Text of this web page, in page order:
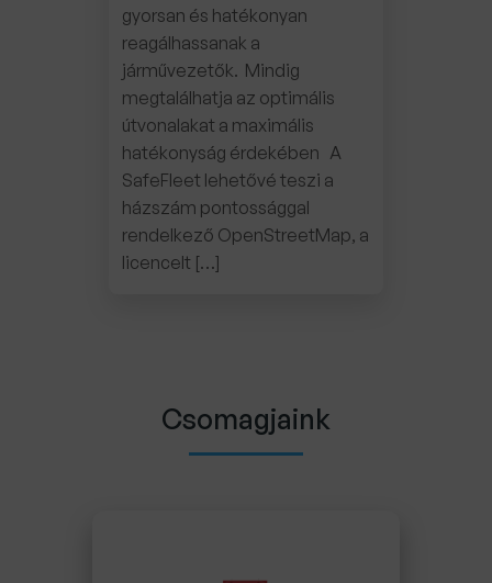
gyorsan és hatékonyan
reagálhassanak a
járművezetők. Mindig
megtalálhatja az optimális
útvonalakat a maximális
hatékonyság érdekében A
SafeFleet lehetővé teszi a
házszám pontossággal
rendelkező OpenStreetMap, a
licencelt […]
Csomagjaink